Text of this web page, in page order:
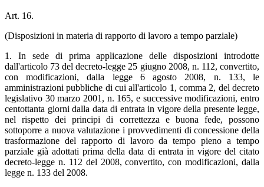
Art. 16.
(Disposizioni in materia di rapporto di lavoro a tempo parziale)
1. In sede di prima applicazione delle disposizioni introdotte
dall'articolo 73 del decreto-legge 25 giugno 2008, n. 112, convertito,
con modificazioni, dalla legge 6 agosto 2008, n. 133, le
amministrazioni pubbliche di cui all'articolo 1, comma 2, del decreto
legislativo 30 marzo 2001, n. 165, e successive modificazioni, entro
centottanta giorni dalla data di entrata in vigore della presente legge,
nel rispetto dei principi di correttezza e buona fede, possono
sottoporre a nuova valutazione i provvedimenti di concessione della
trasformazione del rapporto di lavoro da tempo pieno a tempo
parziale già adottati prima della data di entrata in vigore del citato
decreto-legge n. 112 del 2008, convertito, con modificazioni, dalla
legge n. 133 del 2008.